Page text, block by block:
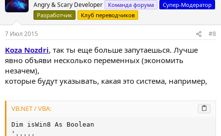
Angry & Scary Developer Команда форума
Супер-Модератор
Разработчик
Клуб переводчиков
7 Июл 2015 #8
Koza Nozdri, так ты еще больше запутаешься. Лучше
явно объяви несколько переменных (экономить
незачем),
которые будут указывать, какая это система, например,
VB.NET / VBA:
Dim isWin8 As Boolean
'.....